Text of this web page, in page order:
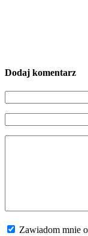
Dodaj komentarz
Zawiadom mnie